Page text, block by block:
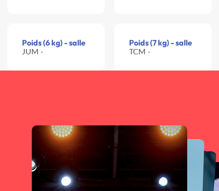
Poids (6 kg) - salle
JUM -
Poids (7 kg) - salle
TCM -